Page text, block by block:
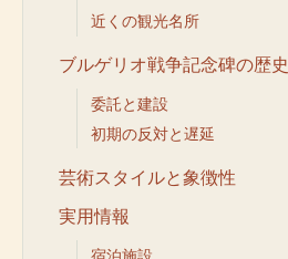
近くの観光名所
ブルゲリオ戦争記念碑の歴史
委託と建設
初期の反対と遅延
芸術スタイルと象徴性
実用情報